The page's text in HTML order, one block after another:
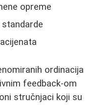
opreme
ordinacija
feedback-om
stručnjaci koji su